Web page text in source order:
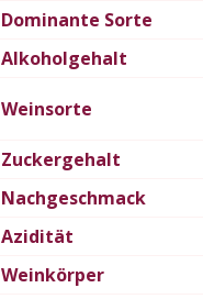
Dominante Sorte
Alkoholgehalt
Weinsorte
Zuckergehalt
Nachgeschmack
Azidität
Weinkörper